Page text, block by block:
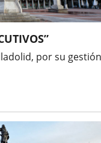
por su gestión